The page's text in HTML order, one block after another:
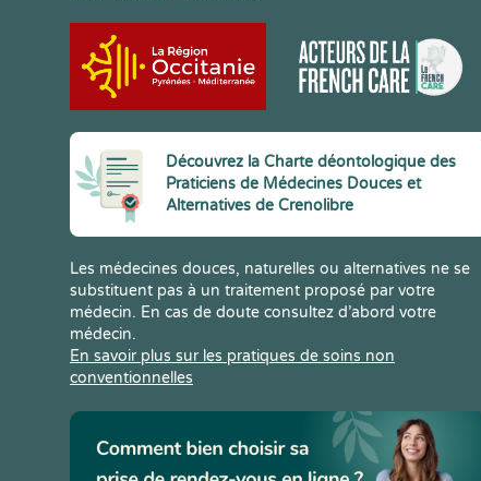
Découvrez la Charte déontologique des
Praticiens de Médecines Douces et
Alternatives de Crenolibre
Les médecines douces, naturelles ou alternatives ne se
substituent pas à un traitement proposé par votre
médecin. En cas de doute consultez d’abord votre
médecin.
En savoir plus sur les pratiques de soins non
conventionnelles